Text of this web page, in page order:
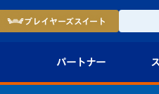
プレイヤーズスイート
パートナー